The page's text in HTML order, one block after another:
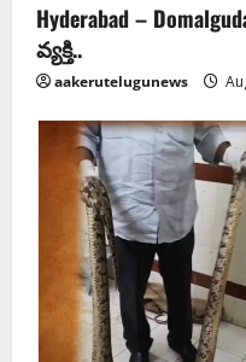
Hyderabad –
వ్య‌క్తి..
aakerutelugunews